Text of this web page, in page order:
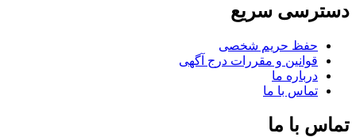
دسترسی سریع
حفظ حریم شخصی
قوانین و مقررات درج آگهی
درباره ما
تماس با ما
تماس با ما